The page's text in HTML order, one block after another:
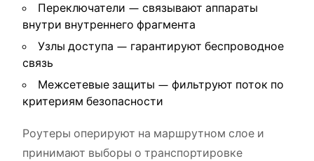
Переключатели — связывают аппараты
внутри внутреннего фрагмента
Узлы доступа — гарантируют беспроводное
связь
Межсетевые защиты — фильтруют поток по
критериям безопасности
Роутеры оперируют на маршрутном слое и
принимают выборы о транспортировке